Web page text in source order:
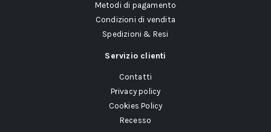
Metodi di pagamento
Condizioni di vendita
Spedizioni & Resi
Servizio clienti
Contatti
Privacy policy
Cookies Policy
Recesso